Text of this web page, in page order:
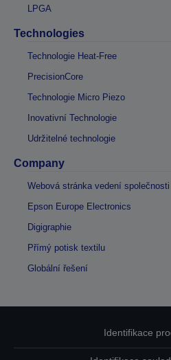
LPGA
Technologies
Technologie Heat-Free
PrecisionCore
Technologie Micro Piezo
Inovativní Technologie
Udržitelné technologie
Company
Webová stránka vedení společnosti
Epson Europe Electronics
Digigraphie
Přímý potisk textilu
Globální řešení
Identifikace